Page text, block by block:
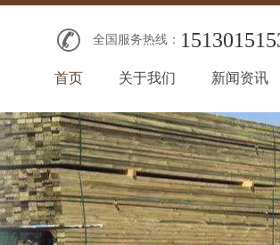
全国服务热线：
首页 关于我们 新闻资讯